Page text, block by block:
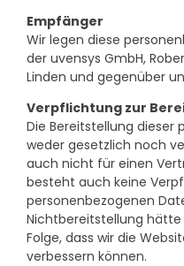
Empfänger
Wir legen diese
der uvensys GmbH,
Linden und gegenüber
Verpflichtung zur
Die Bereitstellung dieser
weder gesetzlich noch
auch nicht für einen
besteht auch keine
personenbezogenen
Nichtbereitstellung
Folge, dass wir die
verbessern können.